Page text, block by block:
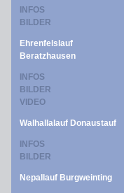
INFOS
BILDER
Ehrenfelslauf
Beratzhausen
INFOS
BILDER
VIDEO
Walhallalauf Donaustauf
INFOS
BILDER
Nepallauf Burgweinting